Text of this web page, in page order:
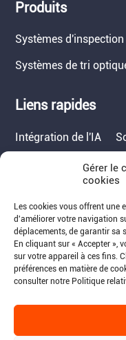
Produits
Systèmes
Systèmes de tri
Liens rapides
Intégration de l'IA
Tél. : 717-490-1513
Adresse : 1050 Kreider
Suite 500, Middletown,
PA 17057
Courriel :
Gérer le
cookies
Les cookies vous offrent une
d'améliorer votre navigation
déplacements, de garantir sa
En cliquant sur « Accepter »,
sur votre appareil à ces fins.
préférences en matière de
consulter notre Politique